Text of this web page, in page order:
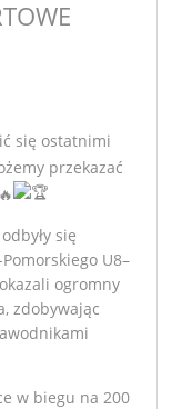
się ostatnimi
przekazać
się
U8–
ogromny
zdobywając
w biegu na 200